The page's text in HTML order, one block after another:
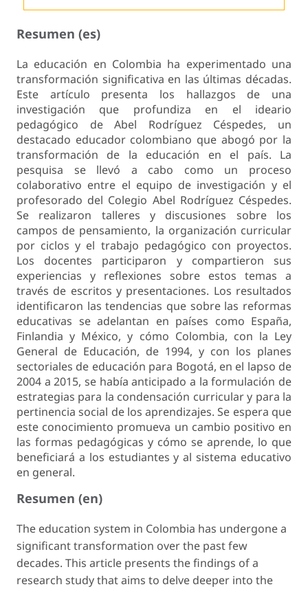
Resumen (es)
La educación en Colombia ha experimentado una
transformación significativa en las últimas décadas.
Este artículo presenta los hallazgos de una
investigación que profundiza en el ideario
pedagógico de Abel Rodríguez Céspedes, un
destacado educador colombiano que abogó por la
transformación de la educación en el país. La
pesquisa se llevó a cabo como un proceso
colaborativo entre el equipo de investigación y el
profesorado del Colegio Abel Rodríguez Céspedes.
Se realizaron talleres y discusiones sobre los
campos de pensamiento, la organización curricular
por ciclos y el trabajo pedagógico con proyectos.
Los docentes participaron y compartieron sus
experiencias y reflexiones sobre estos temas a
través de escritos y presentaciones. Los resultados
identificaron las tendencias que sobre las reformas
educativas se adelantan en países como España,
Finlandia y México, y cómo Colombia, con la Ley
General de Educación, de 1994, y con los planes
sectoriales de educación para Bogotá, en el lapso de
2004 a 2015, se había anticipado a la formulación de
estrategias para la condensación curricular y para la
pertinencia social de los aprendizajes. Se espera que
este conocimiento promueva un cambio positivo en
las formas pedagógicas y cómo se aprende, lo que
beneficiará a los estudiantes y al sistema educativo
en general.
Resumen (en)
The education system in Colombia has undergone a
significant transformation over the past few
decades. This article presents the findings of a
research study that aims to delve deeper into the